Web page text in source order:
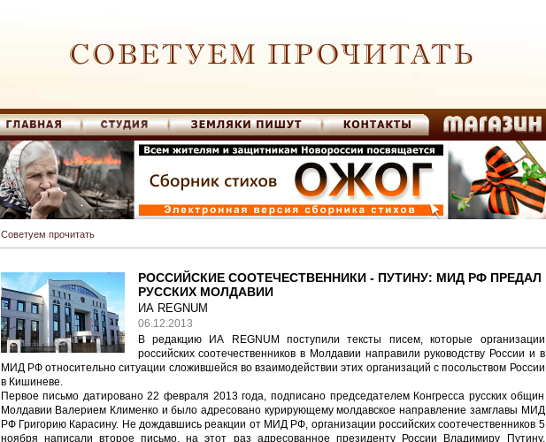
Советуем прочитать
РОССИЙСКИЕ СООТЕЧЕСТВЕННИКИ - ПУТИНУ: МИД РФ ПРЕДАЛ
РУССКИХ МОЛДАВИИ
ИА REGNUM
06.12.2013
В редакцию ИА REGNUM поступили тексты писем, которые организации
российских соотечественников в Молдавии направили руководству России и в
МИД РФ относительно ситуации сложившейся во взаимодействии этих организаций с посольством России
в Кишиневе.
Первое письмо датировано 22 февраля 2013 года, подписано председателем Конгресса русских общин
Молдавии Валерием Клименко и было адресовано курирующему молдавское направление замглавы МИД
РФ Григорию Карасину. Не дождавшись реакции от МИД РФ, организации российских соотечественников 5
ноября написали второе письмо, на этот раз адресованное президенту России Владимиру Путину.